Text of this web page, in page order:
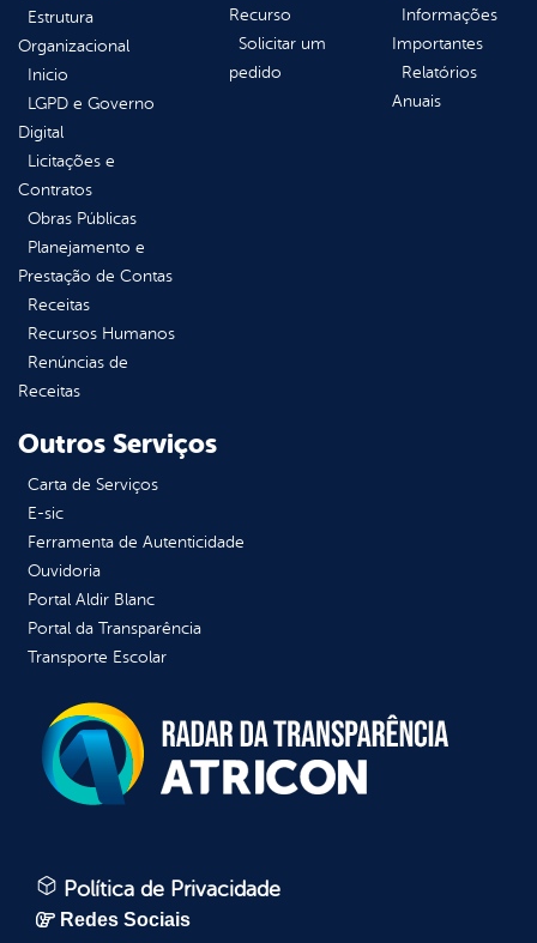
Estrutura
Organizacional
Inicio
LGPD e Governo
Digital
Licitações e
Contratos
Obras Públicas
Planejamento e
Prestação de Contas
Receitas
Recursos Humanos
Renúncias de
Receitas
Recurso
Solicitar um
pedido
Informações
Importantes
Relatórios
Anuais
Outros Serviços
Carta de Serviços
E-sic
Ferramenta de Autenticidade
Ouvidoria
Portal Aldir Blanc
Portal da Transparência
Transporte Escolar
Política de Privacidade
Redes Sociais